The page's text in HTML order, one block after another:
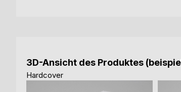
3D-Ansicht des Produktes
Hardcover